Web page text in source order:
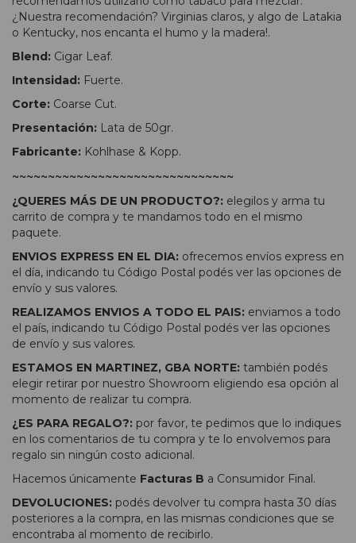
¿Nuestra recomendación? Virginias claros, y algo de Latakia
o Kentucky, nos encanta el humo y la madera!.
Blend: Cigar Leaf.
Intensidad: Fuerte.
Corte: Coarse Cut.
Presentación: Lata de 50gr.
Fabricante: Kohlhase & Kopp.
~~~~~~~~~~~~~~~~~~~~~~~~~~~~~~~
¿QUERES MÁS DE UN PRODUCTO?: elegilos y arma tu
carrito de compra y te mandamos todo en el mismo
paquete.
ENVIOS EXPRESS EN EL DIA: ofrecemos envíos express en
el día, indicando tu Código Postal podés ver las opciones de
envío y sus valores.
REALIZAMOS ENVIOS A TODO EL PAIS: enviamos a todo
el país, indicando tu Código Postal podés ver las opciones
de envío y sus valores.
ESTAMOS EN MARTINEZ, GBA NORTE: también podés
elegir retirar por nuestro Showroom eligiendo esa opción al
momento de realizar tu compra.
¿ES PARA REGALO?: por favor, te pedimos que lo indiques
en los comentarios de tu compra y te lo envolvemos para
regalo sin ningún costo adicional.
Hacemos únicamente Facturas B a Consumidor Final.
DEVOLUCIONES: podés devolver tu compra hasta 30 días
posteriores a la compra, en las mismas condiciones que se
encontraba al momento de recibirlo.